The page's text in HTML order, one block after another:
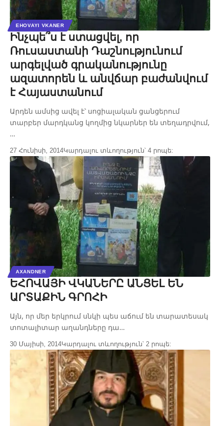
EHOVAYI VKANER
Ինչպե՞ս է ստացվել, որ
Ռուսաստանի Դաշնությունում
արգելված գրականությունը
ազատորեն և անվճար բաժանվում
է Հայաստանում
Արդեն ամսից ավել է՝ սոցիալական ցանցերում
տարբեր մարդկանց կողմից նկարներ են տեղադրվում,
…
27 Հունիսի, 2014Կարդալու տևողություն՝ 4 րոպե:
AXANDNER
ԵՀՈՎԱՅԻ ՎԿԱՆԵՐԸ ԱՆՑԵԼ ԵՆ
ԱՐՏԱՔԻՆ ԳՐՈՀԻ
Այն, որ մեր երկրում սնկի պես աճում են տարատեսակ
տոտալիտար աղանդները դա…
30 Մայիսի, 2014Կարդալու տևողություն՝ 2 րոպե: